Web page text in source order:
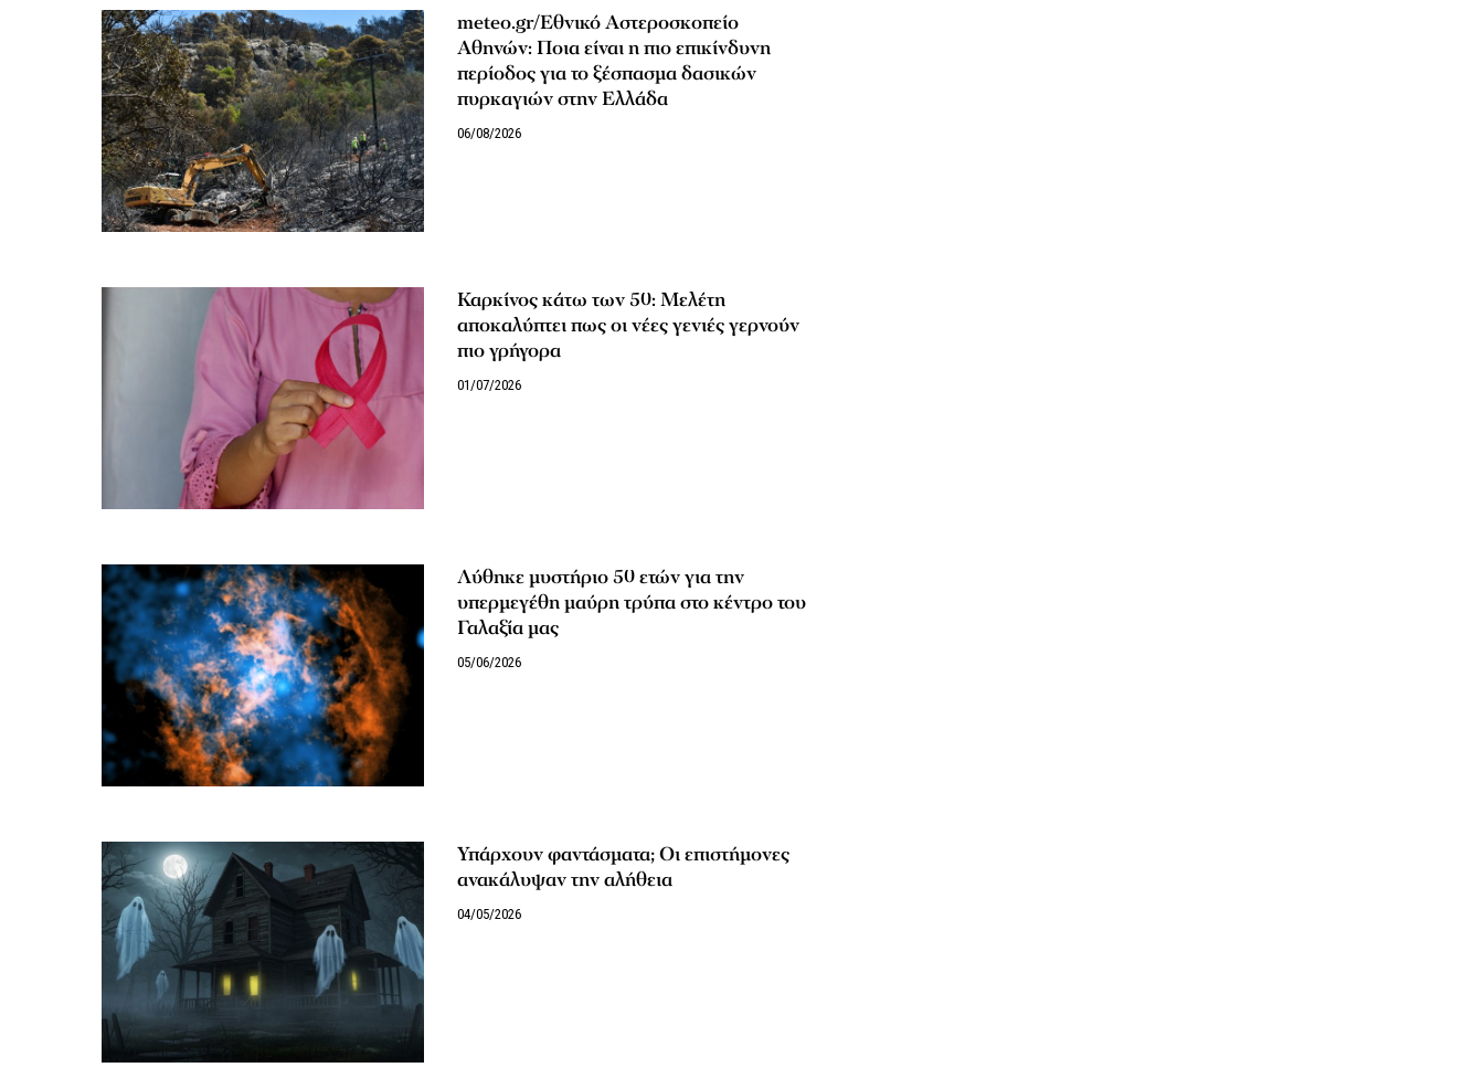
meteo.gr/Εθνικό Αστεροσκοπείο
Αθηνών: Ποια είναι η πιο επικίνδυνη
περίοδος για το ξέσπασμα δασικών
πυρκαγιών στην Ελλάδα
06/08/2026
Καρκίνος κάτω των 50: Μελέτη
αποκαλύπτει πως οι νέες γενιές γερνούν
πιο γρήγορα
01/07/2026
Λύθηκε μυστήριο 50 ετών για την
υπερμεγέθη μαύρη τρύπα στο κέντρο του
Γαλαξία μας
05/06/2026
Υπάρχουν φαντάσματα; Οι επιστήμονες
ανακάλυψαν την αλήθεια
04/05/2026